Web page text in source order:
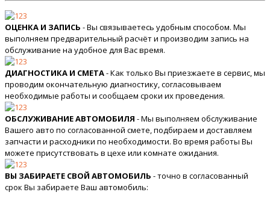
ОЦЕНКА И ЗАПИСЬ - Вы связываетесь удобным способом. Мы
выполняем предварительный расчёт и производим запись на
обслуживание на удобное для Вас время.
ДИАГНОСТИКА И СМЕТА- Как только Вы приезжаете в сервис, мы
проводим окончательную диагностику, согласовываем
необходимые работы и сообщаем сроки их проведения.
ОБСЛУЖИВАНИЕ АВТОМОБИЛЯ - Мы выполняем обслуживание
Вашего авто по согласованной смете, подбираем и доставляем
запчасти и расходники по необходимости. Во время работы Вы
можете присутствовать в цехе или комнате ожидания.
ВЫ ЗАБИРАЕТЕ СВОЙ АВТОМОБИЛЬ - точно в согласованный
срок Вы забираете Ваш автомобиль: